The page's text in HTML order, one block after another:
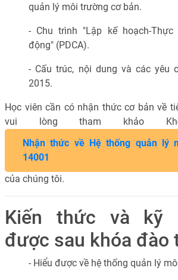
quản lý môi trường cơ bản.
- Chu trình "Lập kế hoạch-Thực
động" (PDCA).
- Cấu trúc, nội dung và các yêu
2015.
Học viên cần có nhận thức cơ bản về
vui lòng tham khảo
Nhận thức về Hệ thống quản lý
14001
của chúng tôi.
Kiến thức và kỹ
được sau khóa đào
- Hiểu được về hệ thống quản lý